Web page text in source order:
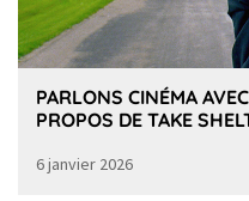
PARLONS CINÉMA
PROPOS DE TAKE
6 janvier 2026